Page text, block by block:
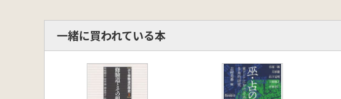
一緒に買われている本